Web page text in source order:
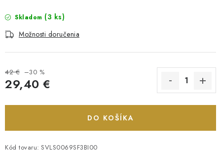
Skladom (3 ks)
Možnosti doručenia
42 € –30 %
29,40 €
DO KOŠÍKA
Kód tovaru: SVLS0069SF3BI00